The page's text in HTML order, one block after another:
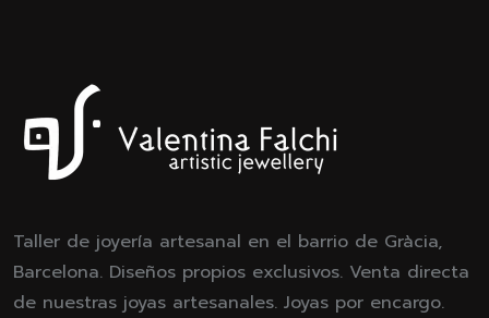
Taller de joyería artesanal en el barrio de Gràcia,
Barcelona. Diseños propios exclusivos. Venta directa
de nuestras joyas artesanales. Joyas por encargo.